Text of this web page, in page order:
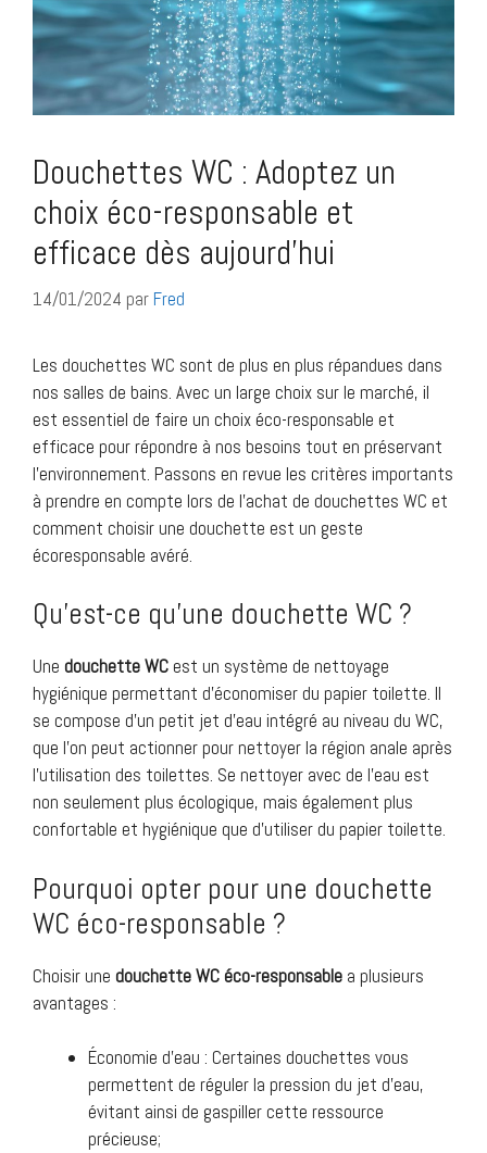
Douchettes WC : Adoptez un
choix éco-responsable et
efficace dès aujourd’hui
14/01/2024 par Fred
Les douchettes WC sont de plus en plus répandues dans
nos salles de bains. Avec un large choix sur le marché, il
est essentiel de faire un choix éco-responsable et
efficace pour répondre à nos besoins tout en préservant
l’environnement. Passons en revue les critères importants
à prendre en compte lors de l’achat de douchettes WC et
comment choisir une douchette est un geste
écoresponsable avéré.
Qu’est-ce qu’une douchette WC ?
Une douchette WC est un système de nettoyage
hygiénique permettant d’économiser du papier toilette. Il
se compose d’un petit jet d’eau intégré au niveau du WC,
que l’on peut actionner pour nettoyer la région anale après
l’utilisation des toilettes. Se nettoyer avec de l’eau est
non seulement plus écologique, mais également plus
confortable et hygiénique que d’utiliser du papier toilette.
Pourquoi opter pour une douchette
WC éco-responsable ?
Choisir une douchette WC éco-responsable a plusieurs
avantages :
Économie d’eau : Certaines douchettes vous
permettent de réguler la pression du jet d’eau,
évitant ainsi de gaspiller cette ressource
précieuse;